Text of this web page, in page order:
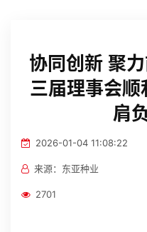
服务与支持
协同创新 聚
三届理事会
肩
2026-01-04 11:08:22
来源：东亚种业
2701